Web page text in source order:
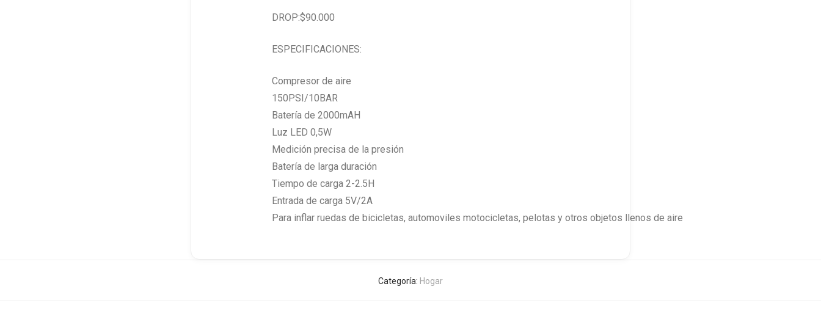
DROP:$90.000
ESPECIFICACIONES:
Compresor de aire​
150PSI/10BAR ​
Batería de 2000mAH ​
Luz LED 0,5W​
Medición precisa de la presión​
Batería de larga duración​
Tiempo de carga 2-2.5H​
Entrada de carga 5V/2A​
Para inflar ruedas de bicicletas, automoviles motocicletas, pelotas y otros objetos llenos de aire
Categoría: Hogar